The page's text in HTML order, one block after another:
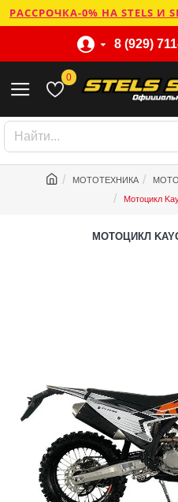
РАССРОЧКА-0% НА STELS И
8 (929)
0
МОТОТЕХНИКА
Мотоцикл
МОТОЦИКЛ